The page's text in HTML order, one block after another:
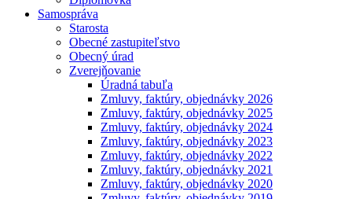
Samospráva
Starosta
Obecné zastupiteľstvo
Obecný úrad
Zverejňovanie
Úradná tabuľa
Zmluvy, faktúry, objednávky 2026
Zmluvy, faktúry, objednávky 2025
Zmluvy, faktúry, objednávky 2024
Zmluvy, faktúry, objednávky 2023
Zmluvy, faktúry, objednávky 2022
Zmluvy, faktúry, objednávky 2021
Zmluvy, faktúry, objednávky 2020